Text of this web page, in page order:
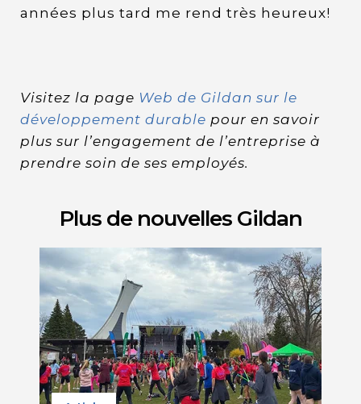
années plus tard me rend très heureux!
Visitez la page Web de Gildan sur le
développement durable pour en savoir
plus sur l’engagement de l’entreprise à
prendre soin de ses employés.
Plus de nouvelles Gildan